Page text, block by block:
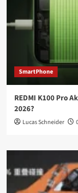
SmartPhone
REDMI K100 Pro
2026?
Lucas Schneider